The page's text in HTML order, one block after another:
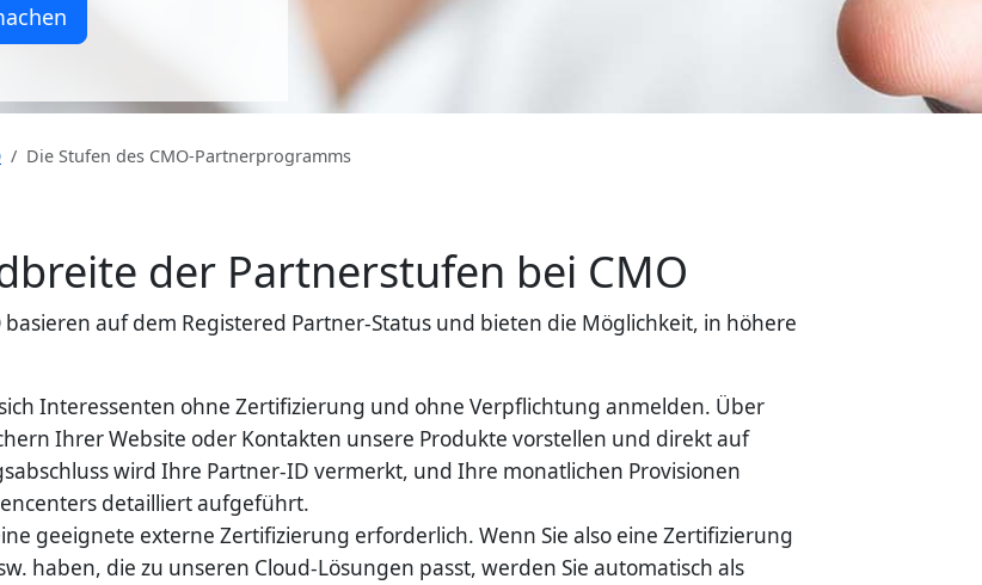
Die Stufen des CMO-Partnerprogramms
der Partnerstufen bei CMO
auf dem Registered Partner-Status und bieten die Möglichkeit, in höhere
Interessenten ohne Zertifizierung und ohne Verpflichtung anmelden. Über
Ihrer Website oder Kontakten unsere Produkte vorstellen und direkt auf
wird Ihre Partner-ID vermerkt, und Ihre monatlichen Provisionen
detailliert aufgeführt.
geeignete externe Zertifizierung erforderlich. Wenn Sie also eine Zertifizierung
haben, die zu unseren Cloud-Lösungen passt, werden Sie automatisch als